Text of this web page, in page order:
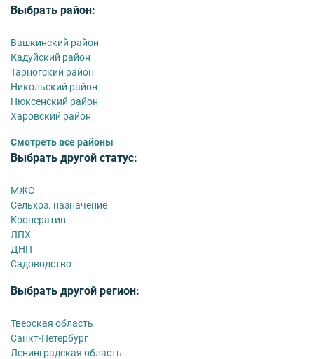
Выбрать район:
Вашкинский район
Кадуйский район
Тарногский район
Никольский район
Нюксенский район
Харовский район
Смотреть все районы
Выбрать другой статус:
МЖС
Сельхоз. назначение
Кооператив
ЛПХ
ДНП
Садоводство
Выбрать другой регион:
Тверская область
Санкт-Петербург
Ленинградская область